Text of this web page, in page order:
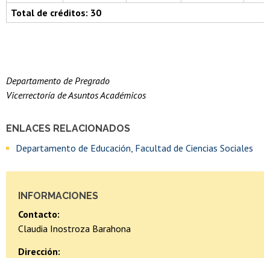
ENLACES RELACIONADOS
Departamento de Educación, Facultad de Ciencias Sociales
INFORMACIONES
Contacto:
Claudia Inostroza Barahona
Dirección:
Total de créditos: 30
Departamento de Pregrado
Vicerrectoría de Asuntos Académicos